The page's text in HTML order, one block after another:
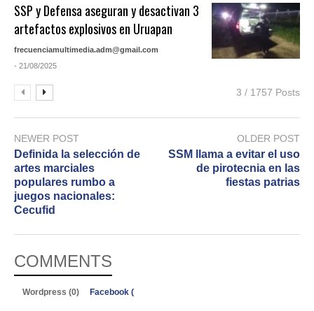
SSP y Defensa aseguran y desactivan 3
artefactos explosivos en Uruapan
frecuenciamultimedia.adm@gmail.com
- 21/08/2025
3 / 1757 Posts
NEWER POST
Definida la selección de
artes marciales
populares rumbo a
juegos nacionales:
Cecufid
OLDER POST
SSM llama a evitar el uso
de pirotecnia en las
fiestas patrias
COMMENTS
Wordpress (0) Facebook (